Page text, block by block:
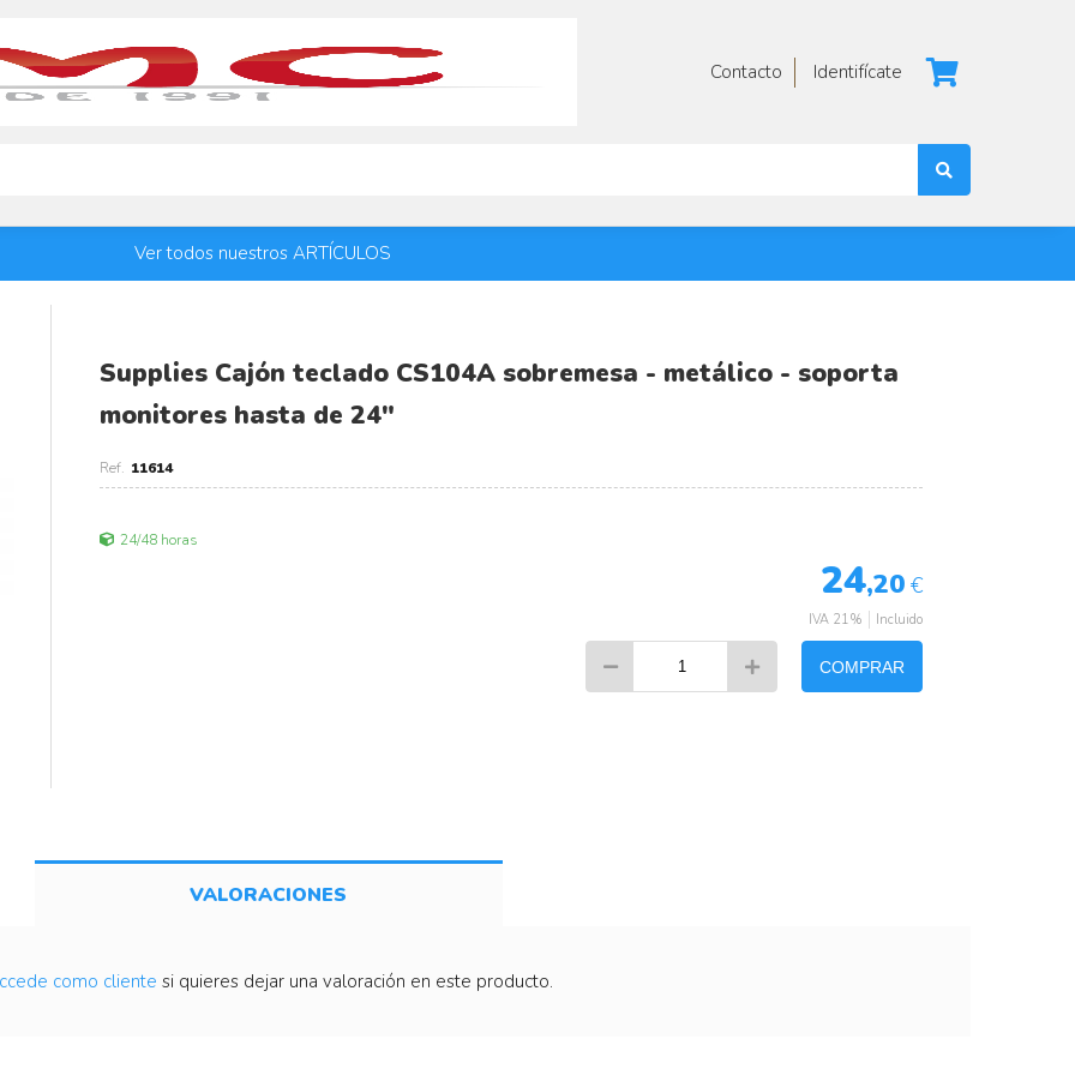
Contacto Identifícate
Ver todos nuestros ARTÍCULOS
Supplies Cajón teclado CS104A sobremesa - metálico - soporta
monitores hasta de 24"
11614
24/48 horas
24,20 €
IVA 21% Incluido
COMPRAR
VALORACIONES
como cliente si quieres dejar una valoración en este producto.